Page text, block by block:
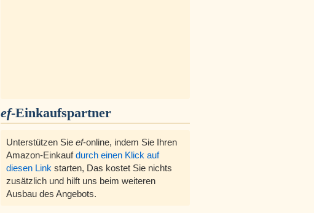
ef-Einkaufspartner
Unterstützen Sie ef-online, indem Sie Ihren
Amazon-Einkaufdurch einen Klick auf
diesen Link starten, Das kostet Sie nichts
zusätzlich und hilft uns beim weiteren
Ausbau des Angebots.